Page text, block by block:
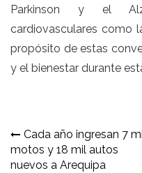
Parkinson y el
cardiovasculares como
propósito de estas
y el bienestar durante
Navegación
de
Cada año ingresan 7
motos y 18 mil autos
nuevos a Arequipa